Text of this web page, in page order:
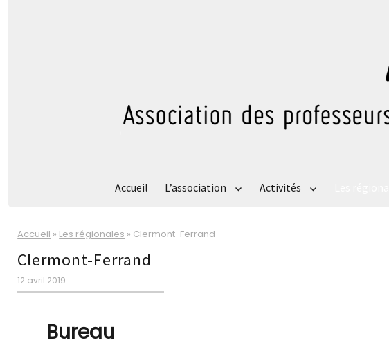
Accueil L’association Activités
Accueil » Les régionales » Clermont-Ferrand
Clermont-Ferrand
12 avril 2019
Bureau